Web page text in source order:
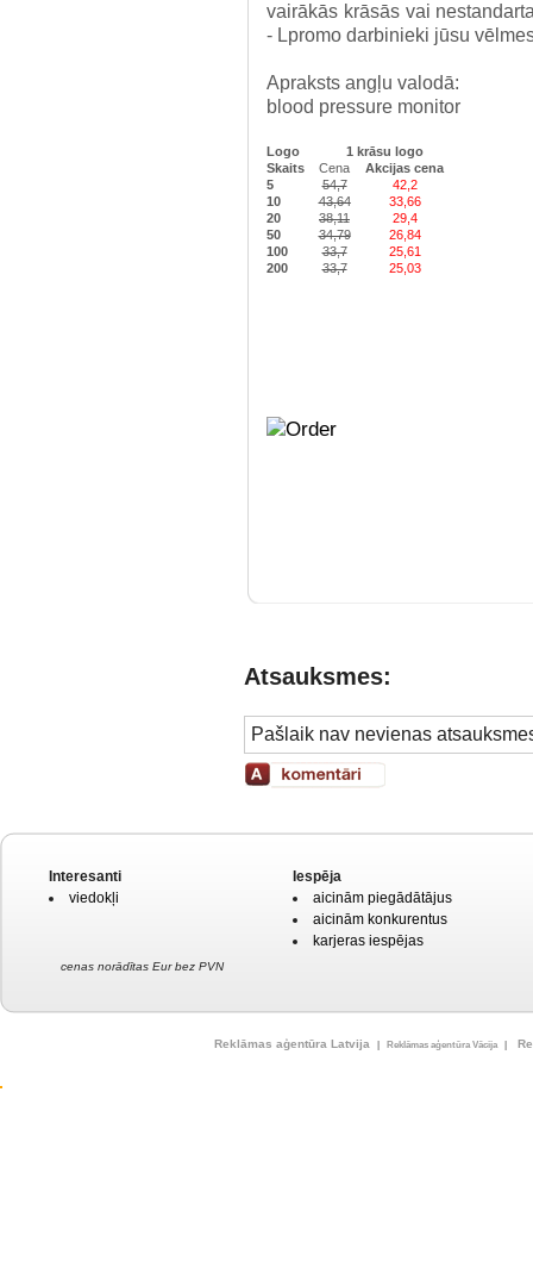
vairākās krāsās vai
- Lpromo darbinieki jūsu
Apraksts angļu valodā:
blood pressure monitor
Logo
1 krāsu logo
Skaits
Cena
Akcijas cena
5
54,7
42,2
10
43,64
33,66
20
38,11
29,4
50
34,79
26,84
100
33,7
25,61
200
33,7 25,03
Atsauksmes:
Pašlaik nav nevienas
Interesanti
viedokļi
cenas norādītas Eur bez PVN
Iespēja
aicinām piegādātājus
aicinām konkurentus
karjeras iespējas
Reklāmas aģentūra Latvija | Reklāmas aģentūra Vācija|